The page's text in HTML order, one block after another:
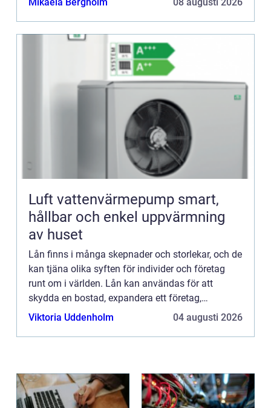
Luft vattenvärmepump smart,
hållbar och enkel uppvärmning
av huset
Lån finns i många skepnader och storlekar, och de
kan tjäna olika syften för individer och företag
runt om i världen. Lån kan användas för att
skydda en bostad, expandera ett företag,
finansiera ut...
Viktoria Uddenholm 04 augusti 2026